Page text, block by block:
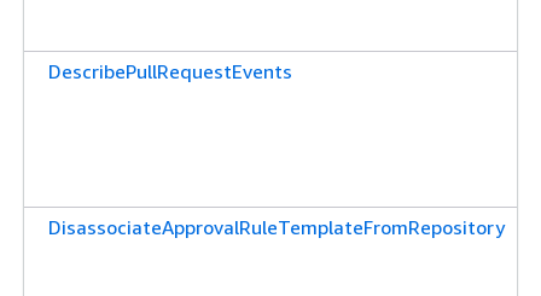
DescribePullRequestEvents
DisassociateApprovalRuleTemplateFromRepository